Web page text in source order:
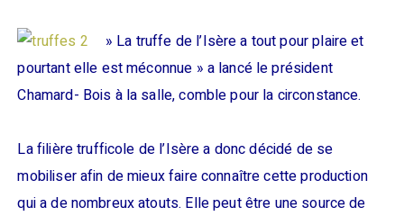
» La truffe de l’Isère a tout pour plaire et
pourtant elle est méconnue » a lancé le président
Chamard- Bois à la salle, comble pour la circonstance.
La filière trufficole de l’Isère a donc décidé de se
mobiliser afin de mieux faire connaître cette production
qui a de nombreux atouts. Elle peut être une source de